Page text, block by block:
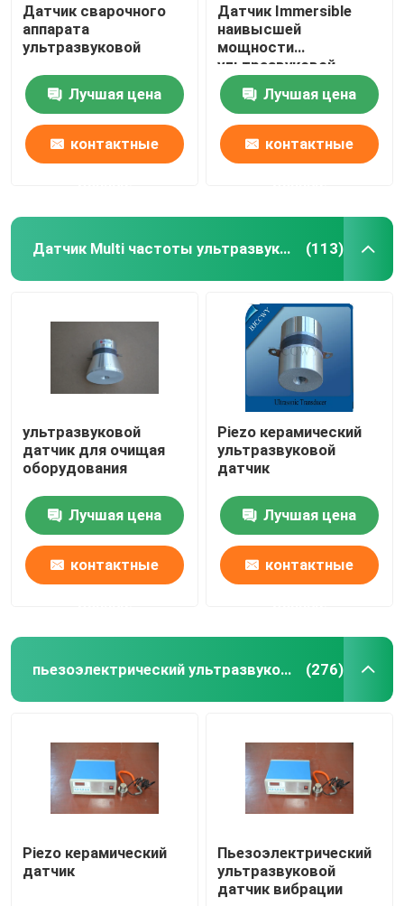
Датчик сварочного
аппарата
ультразвуковой
Лучшая цена
контактные
Датчик Immersible
наивысшей
мощности
ультразвуковой
Лучшая цена
контактные
Датчик Multi частоты ультразвуковой (113)
ультразвуковой
датчик для очищая
оборудования
Лучшая цена
контактные
Piezo керамический
ультразвуковой
датчик
Лучшая цена
контактные
пьезоэлектрический ультразвуковой датчик (276)
Piezo керамический
датчик
Пьезоэлектрический
ультразвуковой
датчик вибрации